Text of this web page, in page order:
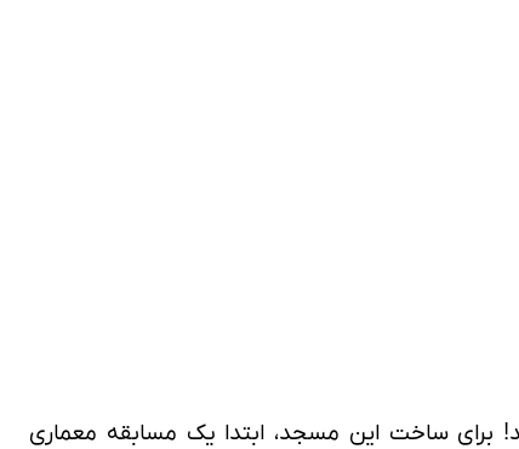
برای ساخت این مسجد، ابتدا یک مسابقه معماری